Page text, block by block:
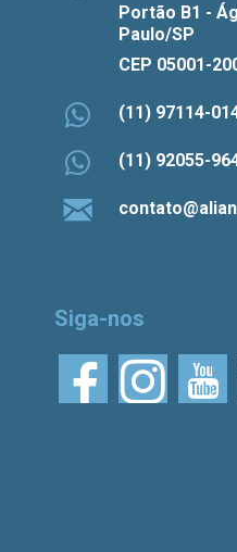
Portão B1 -
Paulo/SP
CEP 05001-
(11) 97114-
(11) 92055-
Siga-nos